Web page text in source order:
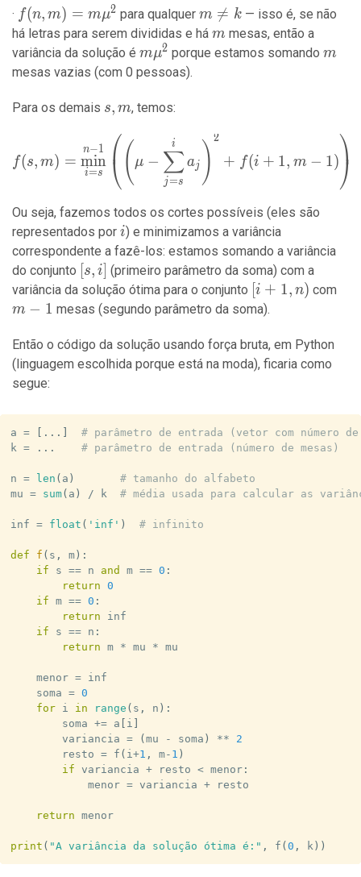
f(n, m)
= m
\mu^2
f(n, m) = mμ2 para qualquerm
\neq
k
m 
= k — isso é, se não
há letras para serem divididas e há m
m mesas, então a
variância da solução é m\mu^2
mμ2 porque estamos somando m
m
mesas vazias (com 0 pessoas).
Para os demais s,
s, m, temos:
f(s, m) =
f(s, m) =
i=s
min
n−1
⎝
⎛(μ −
j =s
∑
i
aj )
2
+ f(i + 1, m − 1)⎠
⎞
Ou seja, fazemos todos os cortes possíveis (eles são
representados por i
i) e minimizamos a variância
correspondente a fazê-los: estamos somando a variância
do conjunto [s,
i]
s, i (primeiro parâmetro da soma) com a
variância da solução ótima para o conjunto [i+1,
n)
i + 1, n) com
m − 1 mesas (segundo parâmetro da soma).
Então o código da solução usando força bruta, em Python
(linguagem escolhida porque está na moda), ficaria como
segue:
a = . . .
# parâmetro de entrada (vetor com número
k = . . . # parâmetro de entrada (número de mesas)
n = len ( a )
# tamanho do alfabeto
mu = sum( a ) / k # média usada para calcular as
inf = float ( 'inf' ) # infinito
def f ( s , m) :
if s == n and m == 0 :
return 0
if m == 0 :
return inf
if s == n :
return m * mu * mu
    menor
= inf
    soma
= 0
for i in range ( s , n ) :
        soma
+= a i
        variancia
= ( mu - soma ) **
2
        resto
= f ( i +1 , m- 1 )
if variancia + resto < menor:
            menor
= variancia + resto
return menor
print ( "A variância da solução ótima é:" , f ( 0 , k ) )